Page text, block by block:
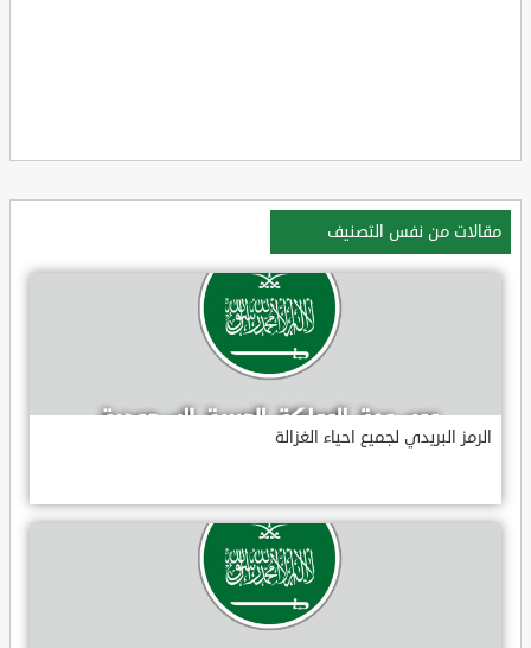
مقالات من نفس التصنيف
الرمز البريدي لجميع احياء الغزالة